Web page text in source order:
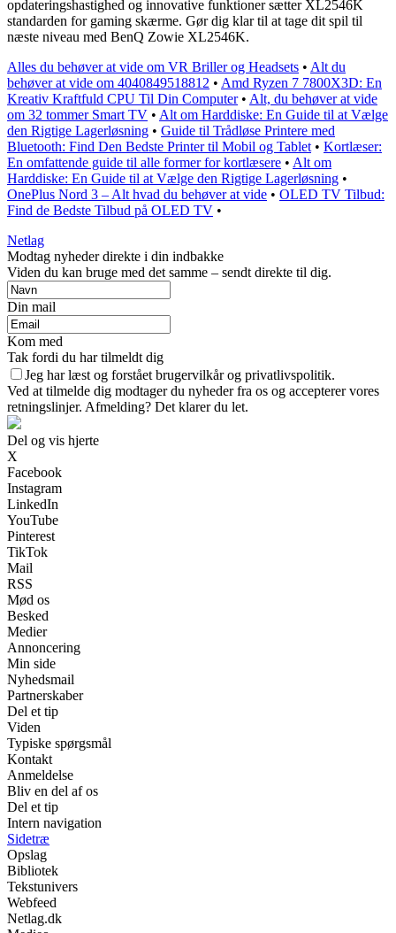
opdateringshastighed og innovative funktioner sætter XL2546K
standarden for gaming skærme. Gør dig klar til at tage dit spil til
næste niveau med BenQ Zowie XL2546K.
Alles du behøver at vide om VR Briller og Headsets • Alt du
behøver at vide om 4040849518812 • Amd Ryzen 7 7800X3D: En
Kreativ Kraftfuld CPU Til Din Computer• Alt, du behøver at vide
om 32 tommer Smart TV • Alt om Harddiske: En Guide til at Vælge
den Rigtige Lagerløsning • Guide til Trådløse Printere med
Bluetooth: Find Den Bedste Printer til Mobil og Tablet • Kortlæser:
En omfattende guide til alle former for kortlæsere • Alt om
Harddiske: En Guide til at Vælge den Rigtige Lagerløsning •
OnePlus Nord 3 – Alt hvad du behøver at vide • OLED TV Tilbud:
Find de Bedste Tilbud på OLED TV •
Netlag
Modtag nyheder direkte i din indbakke
Viden du kan bruge med det samme – sendt direkte til dig.
Din mail
Kom med
Tak fordi du har tilmeldt dig
Jeg har læst og forstået brugervilkår og privatlivspolitik.
Ved at tilmelde dig modtager du nyheder fra os og accepterer vores
retningslinjer. Afmelding? Det klarer du let.
Del og vis hjerte
X
Facebook
Instagram
LinkedIn
YouTube
Pinterest
TikTok
Mail
RSS
Mød os
Besked
Medier
Annoncering
Min side
Nyhedsmail
Partnerskaber
Del et tip
Viden
Typiske spørgsmål
Kontakt
Anmeldelse
Bliv en del af os
Del et tip
Intern navigation
Sidetræ
Opslag
Bibliotek
Tekstunivers
Webfeed
Netlag.dk